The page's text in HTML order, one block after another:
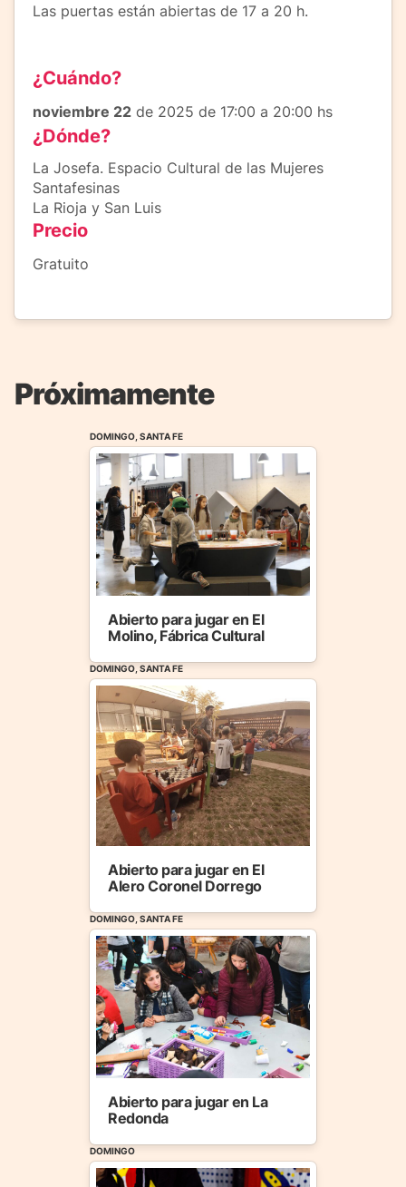
Las puertas están abiertas de 17 a 20 h.
¿Cuándo?
noviembre 22 de 2025 de 17:00 a 20:00 hs
¿Dónde?
La Josefa. Espacio Cultural de las Mujeres
Santafesinas
La Rioja y San Luis
Precio
Gratuito
Próximamente
DOMINGO, SANTA FE
Abierto para jugar en El
Molino, Fábrica Cultural
DOMINGO, SANTA FE
Abierto para jugar en El
Alero Coronel Dorrego
DOMINGO, SANTA FE
Abierto para jugar en La
Redonda
DOMINGO